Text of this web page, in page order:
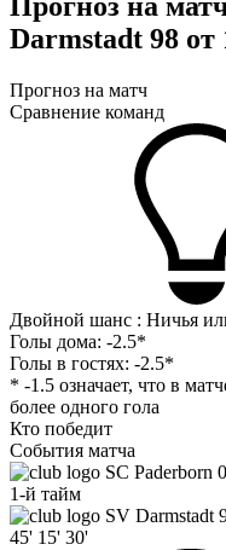
Прогноз на
Darmstadt 98 от
Прогноз на матч
Сравнение команд
Двойной шанс : Ничья
Голы дома: -2.5*
Голы в гостях: -2.5*
* -1.5 означает, что в
более одного гола
Кто победит
События матча
SC Paderborn
1-й тайм
SV Darmstadt
45' 15' 30'